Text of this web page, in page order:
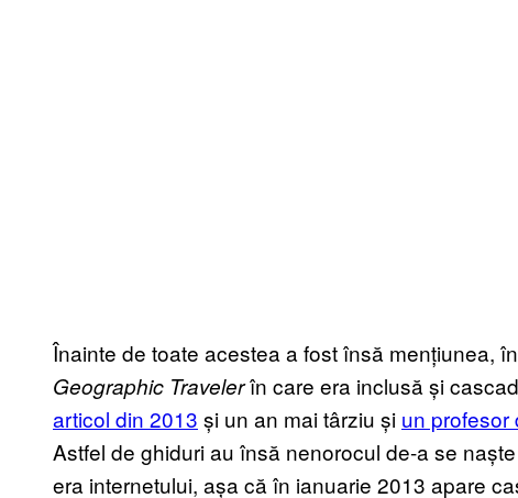
Înainte de toate acestea a fost însă mențiunea,
Geographic Travelerîn care era inclusă și
articol din 2013 și un an mai târziu și un profesor
Astfel de ghiduri au însă nenorocul de-a se
era internetului, așa că în ianuarie 2013 apare